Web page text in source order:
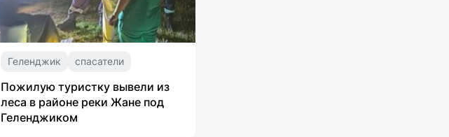
Геленджик спасатели
Пожилую туристку вывели из
леса в районе реки Жане под
Геленджиком